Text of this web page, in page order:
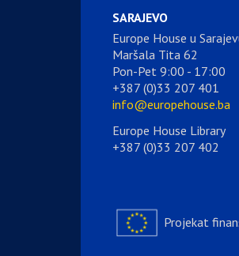
SARAJEVO
Europe House u
Maršala Tita 62
Pon-Pet 9:00 - 17:00
+387 (0)33 207 401
info@europehouse.ba
Europe House Library
+387 (0)33 207 402
Projekat